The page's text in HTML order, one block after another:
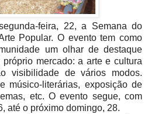
feira, 22, a Semana do
Popular. O evento tem como
um olhar de destaque
mercado: a arte e cultura
visibilidade de vários modos.
músico-literárias, exposição de
etc. O evento segue, com
até o próximo domingo, 28.